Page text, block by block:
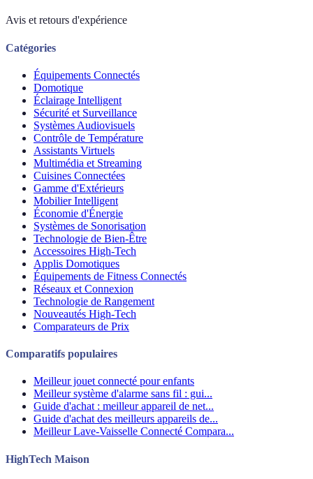
Avis et retours d'expérience
Catégories
Équipements Connectés
Domotique
Éclairage Intelligent
Sécurité et Surveillance
Systèmes Audiovisuels
Contrôle de Température
Assistants Virtuels
Multimédia et Streaming
Cuisines Connectées
Gamme d'Extérieurs
Mobilier Intelligent
Économie d'Énergie
Systèmes de Sonorisation
Technologie de Bien-Être
Accessoires High-Tech
Applis Domotiques
Équipements de Fitness Connectés
Réseaux et Connexion
Technologie de Rangement
Nouveautés High-Tech
Comparateurs de Prix
Comparatifs populaires
Meilleur jouet connecté pour enfants
Meilleur système d'alarme sans fil : gui...
Guide d'achat : meilleur appareil de net...
Guide d'achat des meilleurs appareils de...
Meilleur Lave-Vaisselle Connecté Compara...
HighTech Maison